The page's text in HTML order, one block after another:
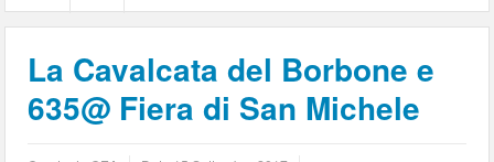
La Cavalcata del Borbone e
635@ Fiera di San Michele